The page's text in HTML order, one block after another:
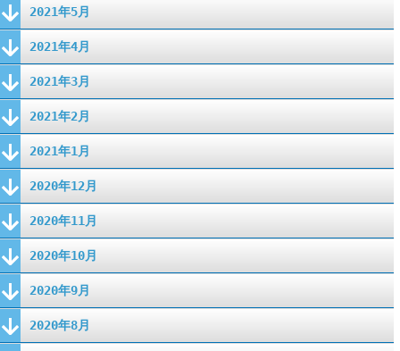
2021年5月
2021年4月
2021年3月
2021年2月
2021年1月
2020年12月
2020年11月
2020年10月
2020年9月
2020年8月